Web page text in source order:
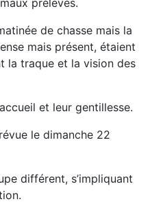
prélevés.
de chasse mais la
mais présent, étaient
la traque et la vision des
et leur gentillesse.
le dimanche 22
différent, s’impliquant